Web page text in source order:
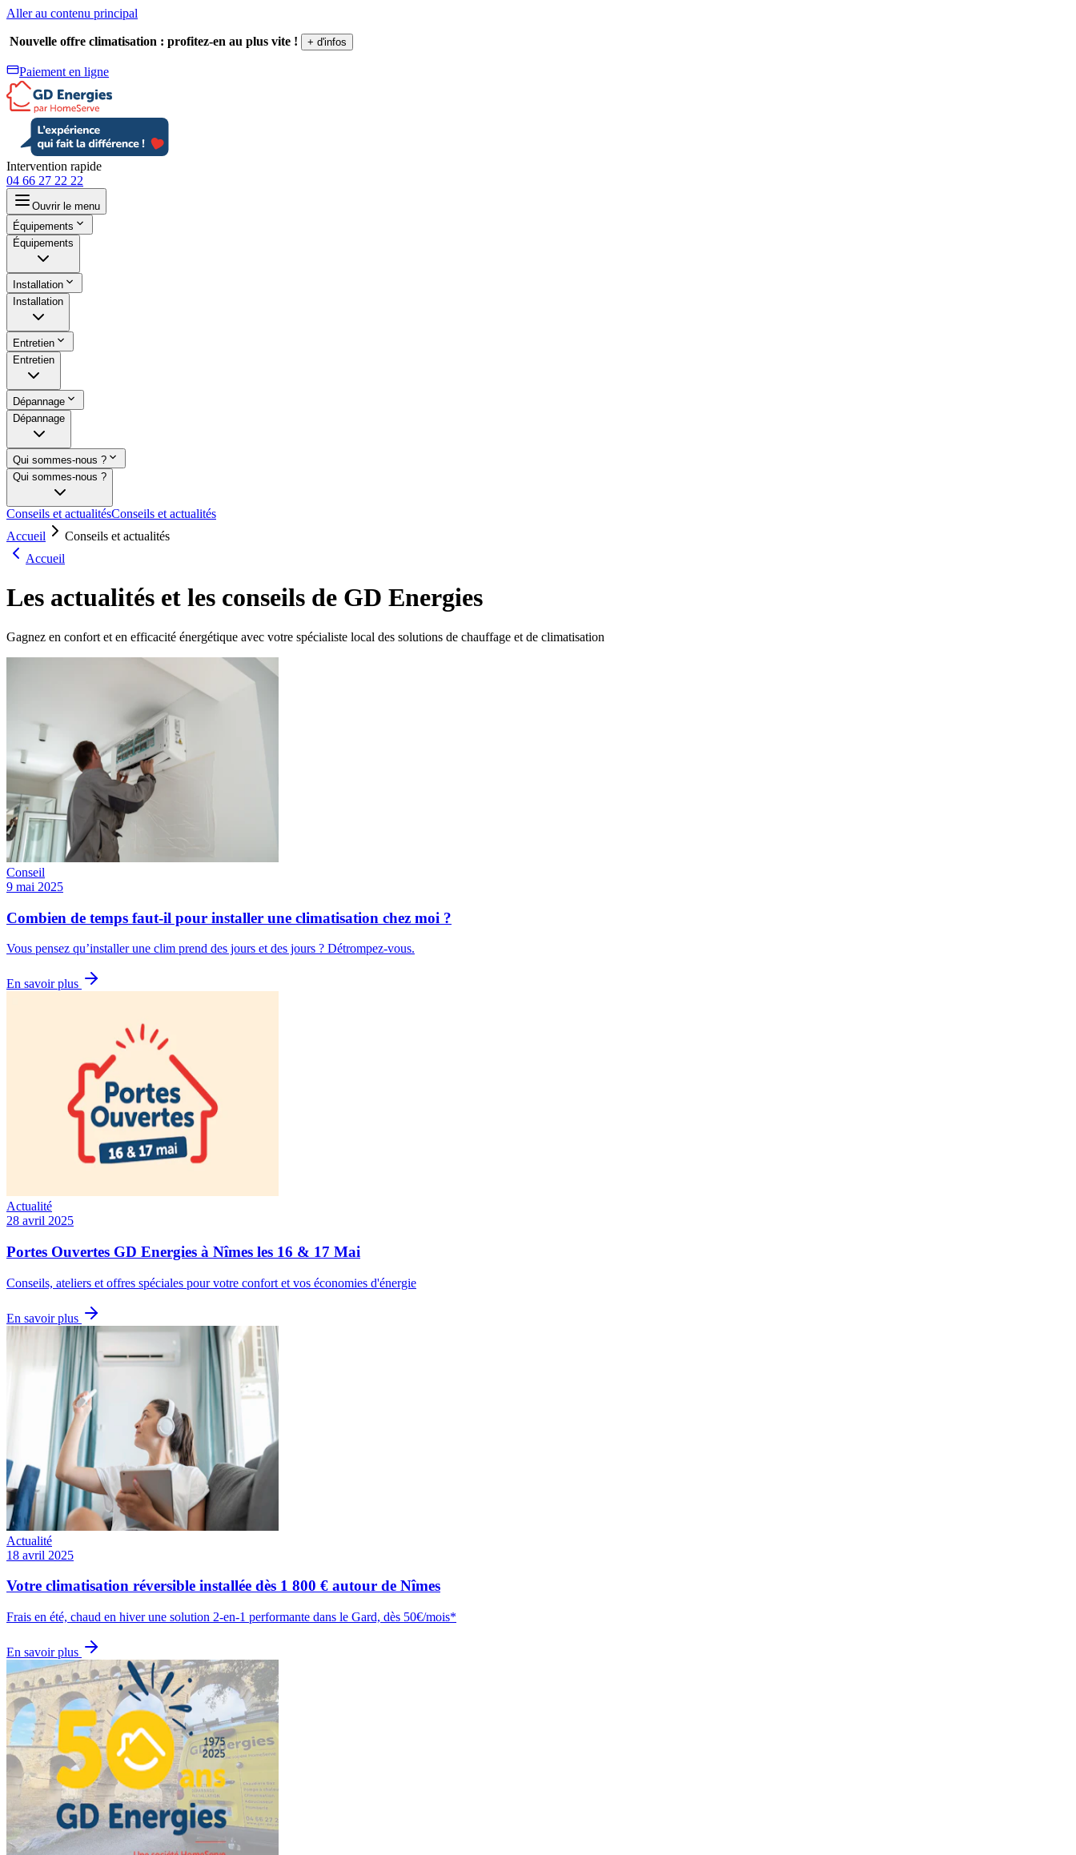
Aller au contenu principal
Nouvelle offre climatisation : profitez-en au plus vite ! + d'infos
Paiement en ligne
Intervention rapide
04 66 27 22 22
Ouvrir le menu
Équipements
Équipements
Installation
Installation
Entretien
Entretien
Dépannage
Dépannage
Qui sommes-nous ?
Qui sommes-nous ?
Conseils et actualitésConseils et actualités
Accueil
Conseils et actualités
Accueil
Les actualités et les conseils de GD Energies
Gagnez en confort et en efficacité énergétique avec votre spécialiste local des solutions de chauffage et de climatisation
Conseil
9 mai 2025
Combien de temps faut-il pour installer une climatisation chez moi ?
Vous pensez qu’installer une clim prend des jours et des jours ? Détrompez-vous.
En savoir plus
Actualité
28 avril 2025
Portes Ouvertes GD Energies à Nîmes les 16 & 17 Mai
Conseils, ateliers et offres spéciales pour votre confort et vos économies d'énergie
En savoir plus
Actualité
18 avril 2025
Votre climatisation réversible installée dès 1 800 € autour de Nîmes
Frais en été, chaud en hiver une solution 2-en-1 performante dans le Gard, dès 50€/mois*
En savoir plus